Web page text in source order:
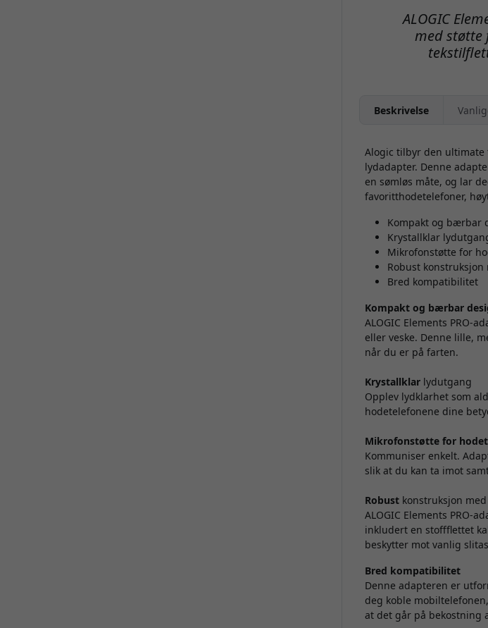
ALOGIC
med støtte
Beskrivelse
Alogic tilbyr den ultimate
lydadapter. Denne
en sømløs måte, og lar
favoritthodetelefoner,
Kompakt og bærbar
Krystallklar
Mikrofonstøtte for
Robust
Bred kompatibilitet
Kompakt og bærbar
ALOGIC Elements PRO-
eller veske. Denne lille,
når du er på farten.
Krystallklarlydutgang
Opplev lydklarhet som
hodetelefonene dine
Mikrofonstøtte for hodet
Kommuniser enkelt.
slik at du kan ta imot
Robustkonstruksjon
ALOGIC Elements PRO-
inkludert en stoffflettet
beskytter mot vanlig
Bred kompatibilitet
Denne adapteren er
deg koble
at det går på bekostning